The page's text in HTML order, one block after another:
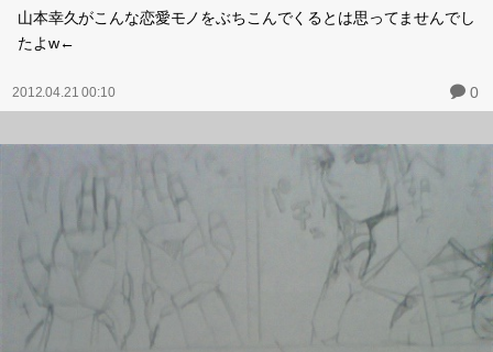
山本幸久がこんな恋愛モノをぶちこんでくるとは思ってませんでし
たよw←
2012.04.21 00:10 0